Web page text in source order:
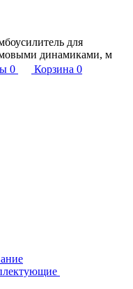
для
динамиками, м
0 Корзина 0